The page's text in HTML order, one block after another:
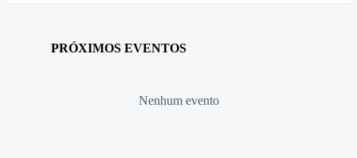
PRÓXIMOS EVENTOS
Nenhum evento